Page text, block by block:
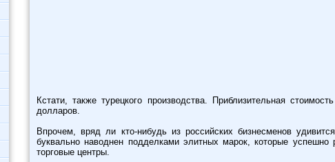
Кстати, также турецкого производства. Приблизительная
долларов.
Впрочем, вряд ли кто-нибудь из российских бизнесменов
буквально наводнен подделками элитных марок, которые
торговые центры.